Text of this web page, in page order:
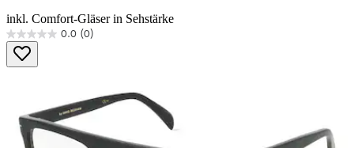
inkl. Comfort-Gläser in Sehstärke
0.0 (0)
0.0
von
5